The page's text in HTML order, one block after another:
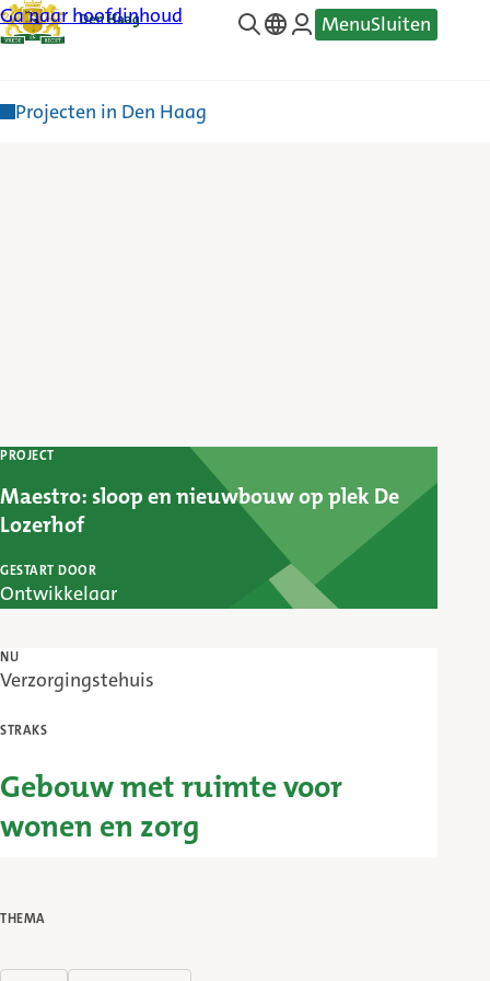
Ga naar hoofdinhoud
—
MenuSluiten
Projecten in Den Haag
PROJECT
Maestro: sloop en nieuwbouw op plek De
Lozerhof
GESTART DOOR
Ontwikkelaar
NU
Verzorgingstehuis
STRAKS
Gebouw met ruimte voor
wonen en zorg
THEMA